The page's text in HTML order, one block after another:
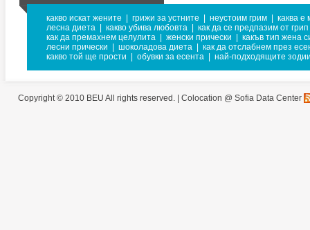
какво искат жените грижи за устните неустоим грим
каква е
лесна диета
какво убива любовта
как да се предпазим от
как да премахнем целулита
женски прически
какъв тип жена
лесни прически
шоколадова диета
как да отслабнем през
какво той ще прости
обувки за есента най-подходящите
Copyright © 2010 BEU All rights reserved. | Colocation @ Sofia Data Center